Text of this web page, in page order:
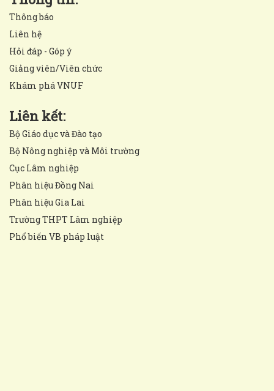
Thông báo
Liên hệ
Hỏi đáp - Góp ý
Giảng viên/Viên chức
Khám phá VNUF
Liên kết:
Bộ Giáo dục và Đào tạo
Bộ Nông nghiệp và Môi trường
Cục Lâm nghiệp
Phân hiệu Đồng Nai
Phân hiệu Gia Lai
Trường THPT Lâm nghiệp
Phổ biến VB pháp luật